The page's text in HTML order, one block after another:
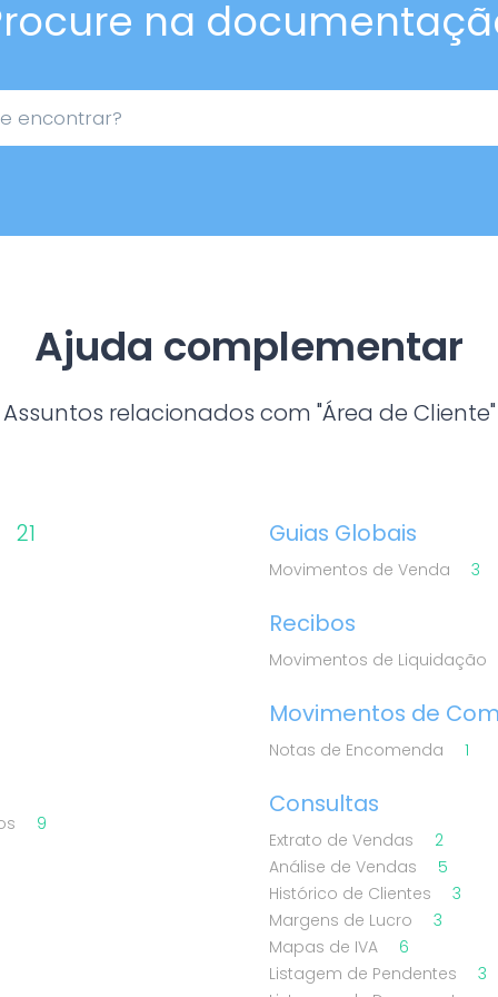
na
Ajuda complementar
Assuntos relacionados com "Área de Cliente"
21
9
Guias Globais
Movimentos de Venda 3
Recibos
Movimentos de Liquidação
Movimentos de
Notas de Encomenda 1
Consultas
Extrato de Vendas
2
Análise de Vendas
5
Histórico de Clientes
3
Margens de Lucro
3
Mapas de IVA
6
Listagem de Pendentes
3